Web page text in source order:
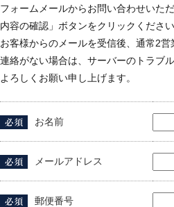
フォームメールからお問い合わせいた
内容の確認」ボタンをクリックください
お客様からのメールを受信後、通常2
連絡がない場合は、サーバーのトラブ
よろしくお願い申し上げます。
お名前
メールアドレス
郵便番号